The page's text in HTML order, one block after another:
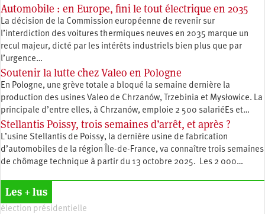
Automobile : en Europe, fini le tout électrique en 2035
La décision de la Commission européenne de revenir sur
l’interdiction des voitures thermiques neuves en 2035 marque un
recul majeur, dicté par les intérêts industriels bien plus que par
l’urgence…
Soutenir la lutte chez Valeo en Pologne
En Pologne, une grève totale a bloqué la semaine dernière la
production des usines Valeo de Chrzanów, Trzebinia et Mysłowice. La
principale d’entre elles, à Chrzanów, emploie 2 500 salariéEs et…
Stellantis Poissy, trois semaines d’arrêt, et après ?
L’usine Stellantis de Poissy, la dernière usine de fabrication
d’automobiles de la région Île-de-France, va connaître trois semaines
de chômage technique à partir du 13 octobre 2025. Les 2 000…
Les + lus
élection présidentielle